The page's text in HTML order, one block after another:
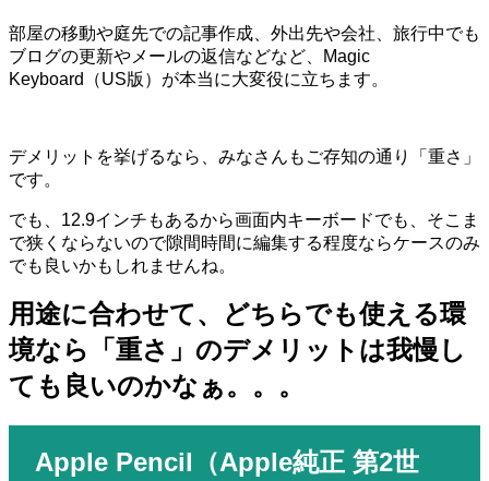
部屋の移動や庭先での記事作成、外出先や会社、旅行中でも
ブログの更新やメールの返信などなど、
Magic
Keyboard
（US版）が本当に大変役に立ちます。
デメリットを挙げるなら、みなさんもご存知の通り「重さ」
です。
でも、12.9インチもあるから画面内キーボードでも、そこま
で狭くならないので隙間時間に編集する程度ならケースのみ
でも良いかもしれませんね。
用途に合わせて、どちらでも使える環
境なら「重さ」のデメリットは我慢し
ても良いのかなぁ。。。
Apple Pencil （Apple純正 第2世